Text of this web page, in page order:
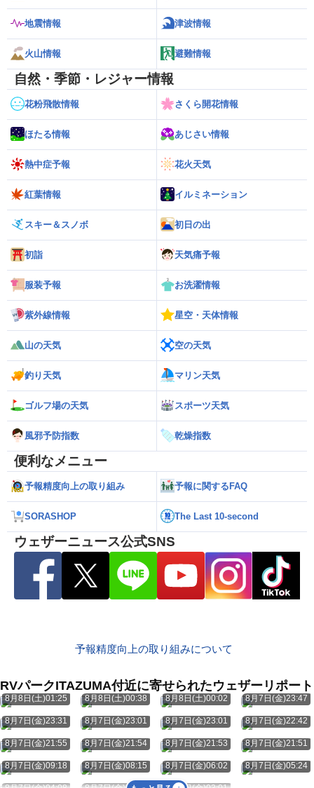
地震情報 津波情報
火山情報 避難情報
自然・季節・レジャー情報
花粉飛散情報 さくら開花情報
ほたる情報 あじさい情報
熱中症予報 花火天気
紅葉情報 イルミネーション
スキー＆スノボ 初日の出
初詣 天気痛予報
服装予報 お洗濯情報
紫外線情報 星空・天体情報
山の天気 空の天気
釣り天気 マリン天気
ゴルフ場の天気 スポーツ天気
風邪予防指数 乾燥指数
便利なメニュー
予報精度向上の取り組み 予報に関するFAQ
SORASHOP The Last 10-second
ウェザーニュース公式SNS
予報精度向上の取り組みについて
RVパークITAZUMA付近に寄せられたウェザーリポート
8月8日(土)01:25 8月8日(土)00:38 8月8日(土)00:02 8月7日(金)23:47
8月7日(金)23:31 8月7日(金)23:01 8月7日(金)23:01 8月7日(金)22:42
8月7日(金)21:55 8月7日(金)21:54 8月7日(金)21:53 8月7日(金)21:51
8月7日(金)09:18 8月7日(金)08:15 8月7日(金)06:02 8月7日(金)05:24